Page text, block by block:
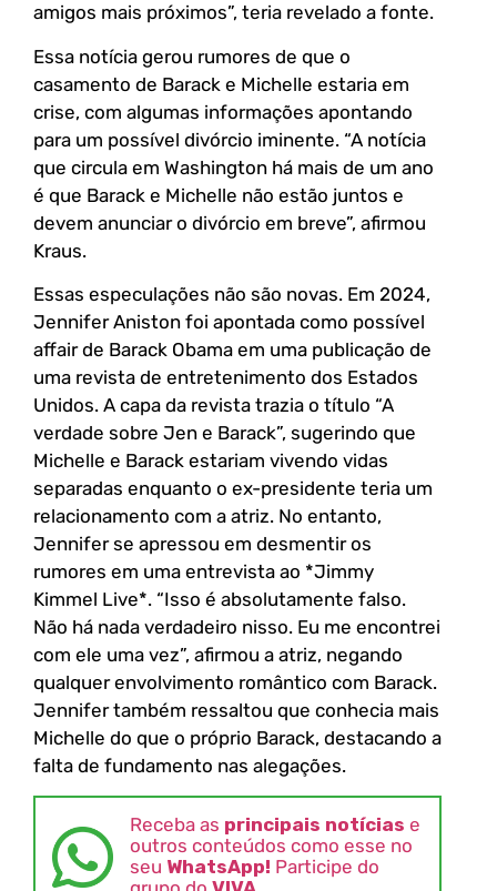
amigos mais próximos”, teria revelado a fonte.
Essa notícia gerou rumores de que o
casamento de Barack e Michelle estaria em
crise, com algumas informações apontando
para um possível divórcio iminente. “A notícia
que circula em Washington há mais de um ano
é que Barack e Michelle não estão juntos e
devem anunciar o divórcio em breve”, afirmou
Kraus.
Essas especulações não são novas. Em 2024,
Jennifer Aniston foi apontada como possível
affair de Barack Obama em uma publicação de
uma revista de entretenimento dos Estados
Unidos. A capa da revista trazia o título “A
verdade sobre Jen e Barack”, sugerindo que
Michelle e Barack estariam vivendo vidas
separadas enquanto o ex-presidente teria um
relacionamento com a atriz. No entanto,
Jennifer se apressou em desmentir os
rumores em uma entrevista ao *Jimmy
Kimmel Live*. “Isso é absolutamente falso.
Não há nada verdadeiro nisso. Eu me encontrei
com ele uma vez”, afirmou a atriz, negando
qualquer envolvimento romântico com Barack.
Jennifer também ressaltou que conhecia mais
Michelle do que o próprio Barack, destacando a
falta de fundamento nas alegações.
Receba as principais notícias e
outros conteúdos como esse no
seu WhatsApp! Participe do